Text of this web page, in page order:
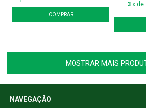
3 x de
MOSTRAR MAIS
NAVEGAÇÃO